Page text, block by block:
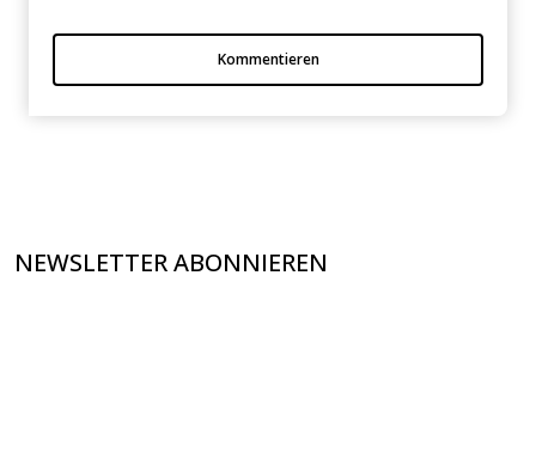
Kommentieren
NEWSLETTER ABONNIEREN